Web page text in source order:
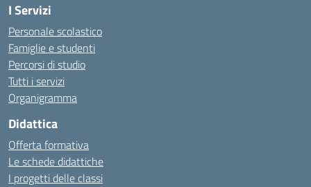
I Servizi
Personale scolastico
Famiglie e studenti
Percorsi di studio
Tutti i servizi
Organigramma
Didattica
Offerta formativa
Le schede didattiche
I progetti delle classi